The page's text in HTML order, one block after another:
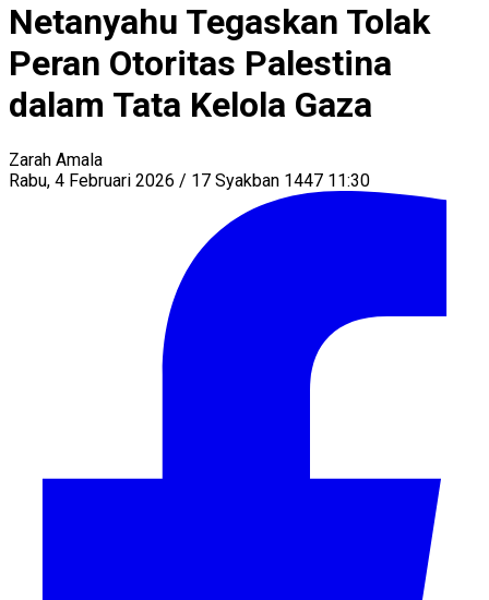
Netanyahu Tegaskan Tolak
Peran Otoritas Palestina
dalam Tata Kelola Gaza
Zarah Amala
Rabu, 4 Februari 2026 / 17 Syakban 1447 11:30